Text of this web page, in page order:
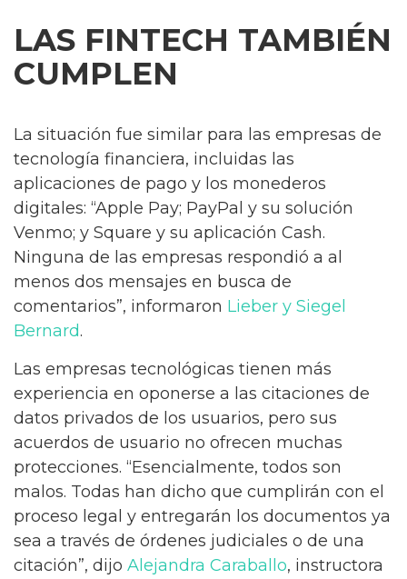
LAS FINTECH TAMBIÉN
CUMPLEN
La situación fue similar para las empresas de
tecnología financiera, incluidas las
aplicaciones de pago y los monederos
digitales: “Apple Pay; PayPal y su solución
Venmo; y Square y su aplicación Cash.
Ninguna de las empresas respondió a al
menos dos mensajes en busca de
comentarios”, informaron Lieber y Siegel
Bernard.
Las empresas tecnológicas tienen más
experiencia en oponerse a las citaciones de
datos privados de los usuarios, pero sus
acuerdos de usuario no ofrecen muchas
protecciones. “Esencialmente, todos son
malos. Todas han dicho que cumplirán con el
proceso legal y entregarán los documentos ya
sea a través de órdenes judiciales o de una
citación”, dijo Alejandra Caraballo, instructora